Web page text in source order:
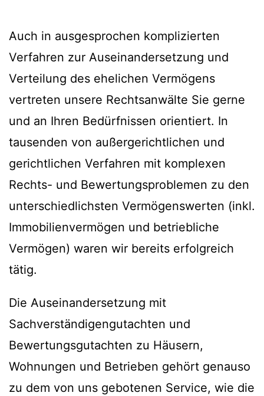
Auch in ausgesprochen komplizierten
Verfahren zur Auseinandersetzung und
Verteilung des ehelichen Vermögens
vertreten unsere Rechtsanwälte Sie gerne
und an Ihren Bedürfnissen orientiert. In
tausenden von außergerichtlichen und
gerichtlichen Verfahren mit komplexen
Rechts- und Bewertungsproblemen zu den
unterschiedlichsten Vermögenswerten (inkl.
Immobilienvermögen und betriebliche
Vermögen) waren wir bereits erfolgreich
tätig.
Die Auseinandersetzung mit
Sachverständigengutachten und
Bewertungsgutachten zu Häusern,
Wohnungen und Betrieben gehört genauso
zu dem von uns gebotenen Service, wie die